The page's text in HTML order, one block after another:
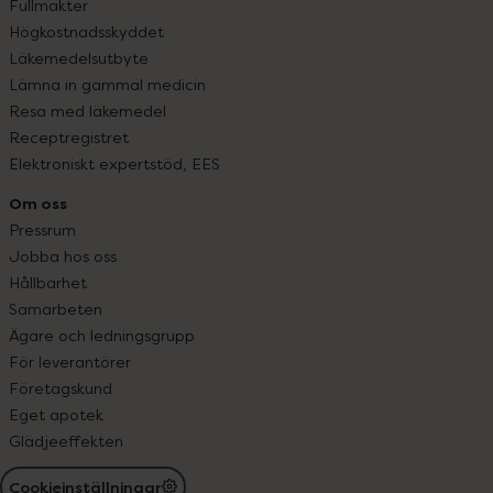
Fullmakter
Högkostnadsskyddet
Läkemedelsutbyte
Lämna in gammal medicin
Resa med läkemedel
Receptregistret
Elektroniskt expertstöd, EES
Om oss
Pressrum
Jobba hos oss
Hållbarhet
Samarbeten
Ägare och ledningsgrupp
För leverantörer
Företagskund
Eget apotek
Glädjeeffekten
Cookieinställningar